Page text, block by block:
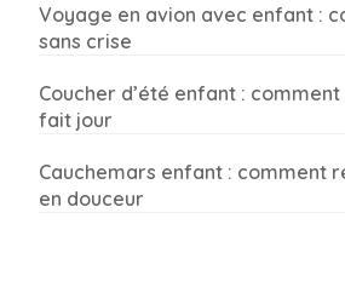
Voyage en avion avec enfant :
sans crise
Coucher d’été enfant :
fait jour
Cauchemars enfant : comment
en douceur